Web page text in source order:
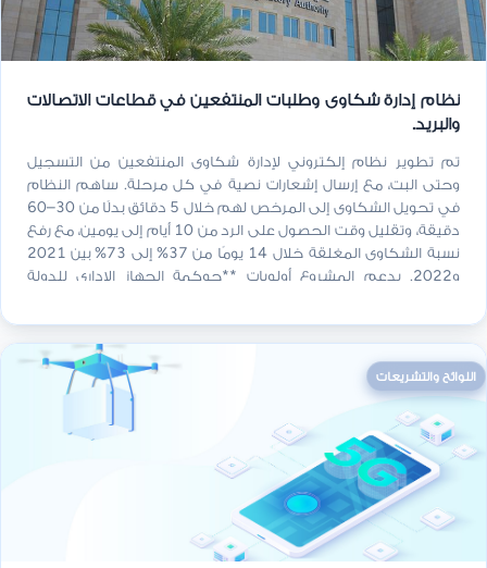
نظام إدارة شكاوى وطلبات المنتفعين في قطاعات الاتصالات
والبريد.
تم تطوير نظام إلكتروني لإدارة شكاوى المنتفعين من التسجيل
وحتى البت، مع إرسال إشعارات نصية في كل مرحلة. ساهم النظام
في تحويل الشكاوى إلى المرخص لهم خلال 5 دقائق بدلًا من 30–60
دقيقة، وتقليل وقت الحصول على الرد من 10 أيام إلى يومين، مع رفع
نسبة الشكاوى المغلقة خلال 14 يومًا من 37% إلى 73% بين 2021
و2022. يدعم المشروع أولويات **حوكمة الجهاز الإداري للدولة
ضمن **رؤية عمان 2040**.
اللوائح والتشريعات